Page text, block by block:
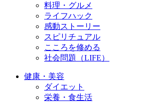
料理・グルメ
ライフハック
感動ストーリー
スピリチュアル
こころを修める
社会問題（LIFE）
健康・美容
ダイエット
栄養・食生活